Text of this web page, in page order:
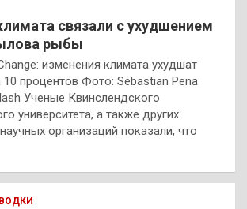
связали с ухудшением
рыбы
изменения климата ухудшат
процентов Фото: Sebastian Pena
Ученые Квинслендского
университета, а также других
организаций показали, что